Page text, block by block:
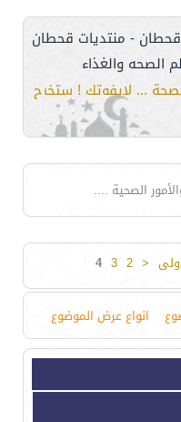
- منتديات قحطان
الصحه والغذاء
... لايفوتك ! ستخرج
الصحية ....
<
2
3
4
انواع عرض الموضوع